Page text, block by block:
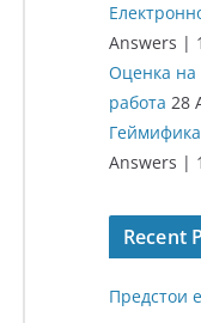
Answers |
Оценка на
работа 28
Answers |
Recent
Предстои